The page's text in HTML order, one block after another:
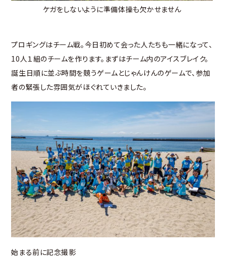
ケガをしないように準備体操も欠かせません
プロギングはチーム戦。今日初めて会った人たちも一緒になって、
10人１組のチームを作ります。まずはチーム内のアイスブレイク。
誕生日順に並ぶ時間を競うゲームとじゃんけんのゲームで、参加
者の緊張した雰囲気がほぐれていきました。
始まる前に記念撮影